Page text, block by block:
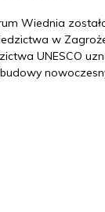
Wiednia
w
UNESCO